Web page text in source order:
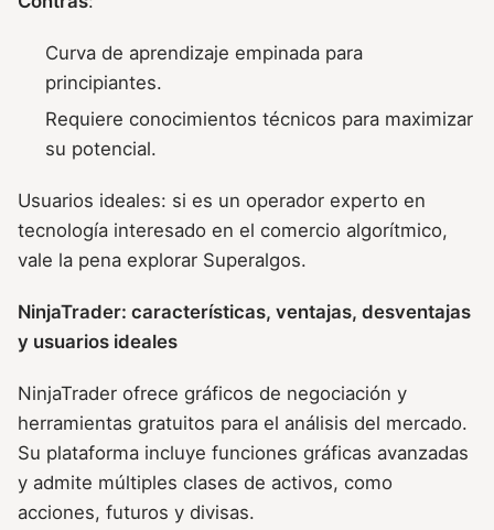
Curva de aprendizaje empinada para
principiantes.
Requiere conocimientos técnicos para maximizar
su potencial.
Usuarios ideales: si es un operador experto en
tecnología interesado en el comercio algorítmico,
vale la pena explorar Superalgos.
NinjaTrader: características, ventajas, desventajas
y usuarios ideales
NinjaTrader ofrece gráficos de negociación y
herramientas gratuitos para el análisis del mercado.
Su plataforma incluye funciones gráficas avanzadas
y admite múltiples clases de activos, como
acciones, futuros y divisas.